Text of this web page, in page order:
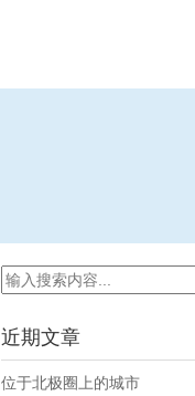
近期文章
位于北极圈上的城市